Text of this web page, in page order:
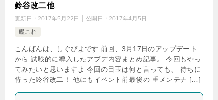
鈴谷改二他
更新日： 2017年5月22日 公開日： 2017年4月5日
艦これ
こんばんは、しぐぴよです 前回、3月17日のアップデート
から 試験的に導入したアプデ内容まとめ記事。 今回もやっ
てみたいと思いますよ 今回の目玉は何と言っても、 待ちに
待った鈴谷改二！ 他にもイベント前最後の 重メンテナ […]